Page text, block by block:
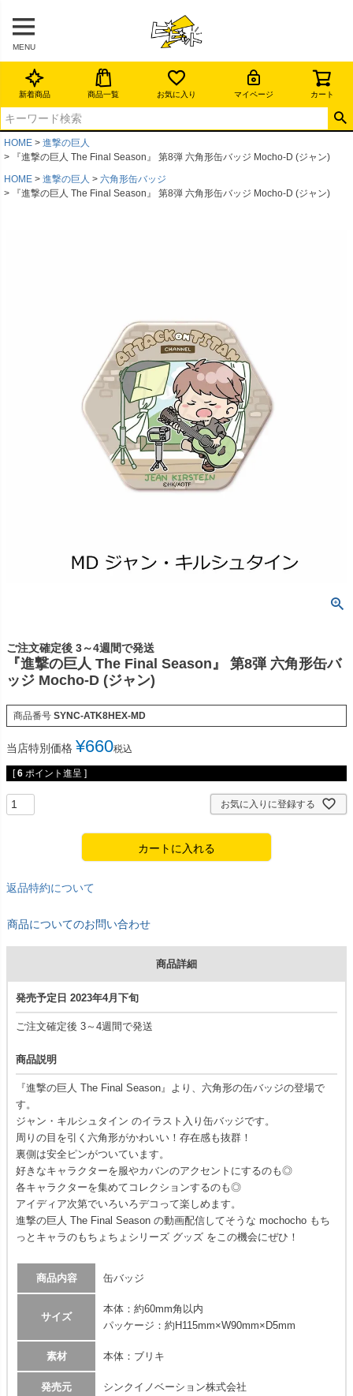
MENU
新着商品 商品一覧 お気に入り マイページ カート
HOME
進撃の巨人
『進撃の巨人 The Final Season』 第8弾 六角形缶バッジ Mocho-D (ジャン)
HOME
進撃の巨人
六角形缶バッジ
『進撃の巨人 The Final Season』 第8弾 六角形缶バッジ Mocho-D (ジャン)
ご注文確定後 3～4週間で発送
『進撃の巨人 The Final Season』 第8弾 六角形缶バ
ッジ Mocho-D (ジャン)
商品番号 SYNC-ATK8HEX-MD
当店特別価格 ¥660税込
[ 6 ポイント進呈 ]
お気に入りに登録する
カートに入れる
返品特約について
商品についてのお問い合わせ
商品詳細
発売予定日 2023年4月下旬
ご注文確定後 3～4週間で発送
商品説明
『進撃の巨人 The Final Season』より、六角形の缶バッジの登場で
す。
ジャン・キルシュタイン のイラスト入り缶バッジです。
周りの目を引く六角形がかわいい！存在感も抜群！
裏側は安全ピンがついています。
好きなキャラクターを服やカバンのアクセントにするのも◎
各キャラクターを集めてコレクションするのも◎
アイディア次第でいろいろデコって楽しめます。
進撃の巨人 The Final Season の動画配信してそうな mochocho もち
っとキャラのもちょちょシリーズ グッズ をこの機会にぜひ！
商品内容 缶バッジ
サイズ
本体：約60mm角以内
パッケージ：約H115mm×W90mm×D5mm
素材 本体：ブリキ
発売元 シンクイノベーション株式会社